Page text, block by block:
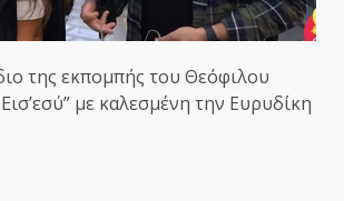
της εκπομπής του Θεόφιλου
με καλεσμένη την Ευρυδίκη